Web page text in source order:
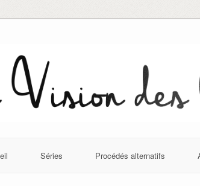
Séries Procédés alternatifs